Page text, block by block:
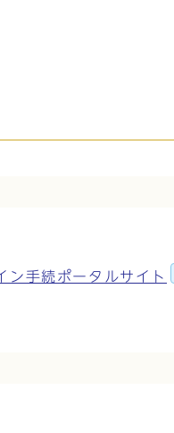
ン手続ポータルサイト